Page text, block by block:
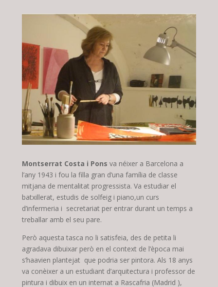
Montserrat Costa i Pons va néixer a Barcelona a
l’any 1943 i fou la filla gran d’una família de classe
mitjana de mentalitat progressista. Va estudiar el
batxillerat, estudis de solfeig i piano,un curs
d’infermeria i secretariat per entrar durant un temps a
treballar amb el seu pare.
Però aquesta tasca no li satisfeia, des de petita li
agradava dibuixar però en el context de l’època mai
s’haavien plantejat que podria ser pintora. Als 18 anys
va conèixer a un estudiant d’arquitectura i professor de
pintura i dibuix en un internat a Rascafria (Madrid ),